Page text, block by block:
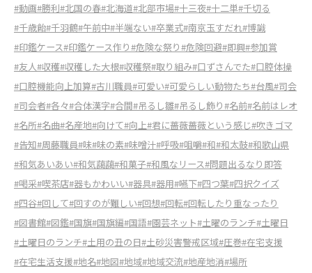
#動画#勝利#北国の春#北海道#北部市場#十三夜#十二単#千切る
#千歳飴#千羽鶴#午前中#半端ない#卒業式#南京玉すだれ#博識
#印鑑ケース#印鑑ケース作り#危険な祭り#危険回避#即興#参加賞
#友人#収穫#収穫した大根#収穫祭#取り組み#口ずさんでた#口腔体操
#口腔機能向上加算#古川職員#可愛い#可愛らしい動物たち#台風#司会
#司会者#各々#合体漢字#合間#吊るし雛#吊るし飾り#名前#名前はレオ
#名所#名曲#名産地#向けて#向上#君に薔薇薔薇という感じ#吹きゴマ
#告知#周藤職員#味#味の素#味噌汁#呼吸#咀嚼#和#和太鼓#和歌山県
#和気あいあい#和気藹藹#和菓子#和風なリース#問題出るなり即答
#喝采#喫茶店#器もかわいい#器具#器用#嚥下#四つ葉#四択クイズ
#四谷#回して#回すのが難しい#回想#回転#回転したり重なったり
#図書館#図鑑#国旗#国旗編#国語#園芸ネット#土曜のランチ#土曜日
#土曜日のランチ#土用の丑の日#土砂災害警戒区域#圧巻#在宅支援
#在宅生活支援#地名#地図#地域#地域交流#地産地消#場所